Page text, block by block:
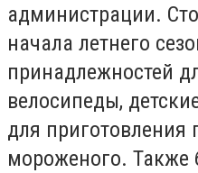
администрации.
начала летнего
принадлежностей
велосипеды,
для приготовления
мороженого. Также